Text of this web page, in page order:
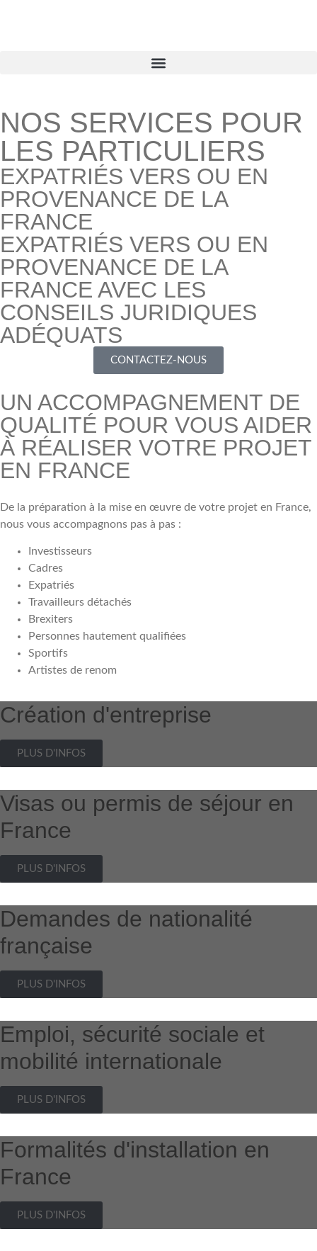
NOS SERVICES POUR
LES PARTICULIERS
EXPATRIÉS VERS OU EN
PROVENANCE DE LA
FRANCE
EXPATRIÉS VERS OU EN
PROVENANCE DE LA
FRANCE AVEC LES
CONSEILS JURIDIQUES
ADÉQUATS
CONTACTEZ-NOUS
UN ACCOMPAGNEMENT DE
QUALITÉ POUR VOUS AIDER
À RÉALISER VOTRE PROJET
EN FRANCE
De la préparation à la mise en œuvre de votre projet en France,
nous vous accompagnons pas à pas :
Investisseurs
Cadres
Expatriés
Travailleurs détachés
Brexiters
Personnes hautement qualifiées
Sportifs
Artistes de renom
Création d'entreprise
PLUS D'INFOS
Visas ou permis de séjour en
France
PLUS D'INFOS
Demandes de nationalité
française
PLUS D'INFOS
Emploi, sécurité sociale et
mobilité internationale
PLUS D'INFOS
Formalités d'installation en
France
PLUS D'INFOS